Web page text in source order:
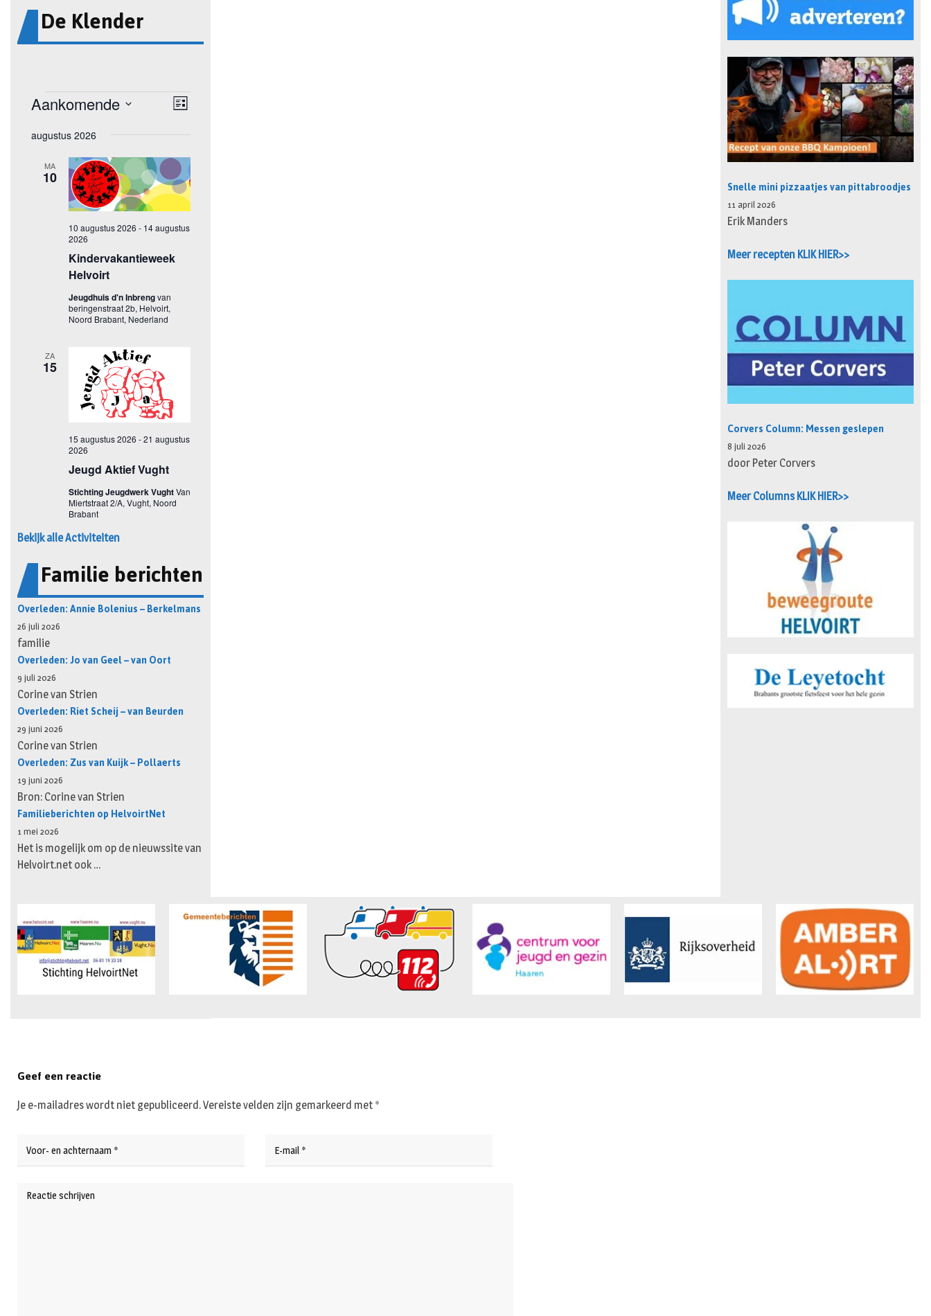
De Klender
Bekijk alle Activiteiten
Familie berichten
Overleden: Annie Bolenius – Berkelmans
26 juli 2026
familie
Overleden: Jo van Geel – van Oort
9 juli 2026
Corine van Strien
Overleden: Riet Scheij – van Beurden
29 juni 2026
Corine van Strien
Overleden: Zus van Kuijk – Pollaerts
19 juni 2026
Bron: Corine van Strien
Familieberichten op HelvoirtNet
1 mei 2026
Het is mogelijk om op de nieuwssite van
Helvoirt.net ook …
Snelle mini pizzaatjes van pittabroodjes
11 april 2026
Erik Manders
Meer recepten KLIK HIER>>
Corvers Column: Messen geslepen
8 juli 2026
door Peter Corvers
Meer Columns KLIK HIER>>
Geef een reactie
Je e-mailadres wordt niet gepubliceerd.Vereiste velden zijn gemarkeerd met *